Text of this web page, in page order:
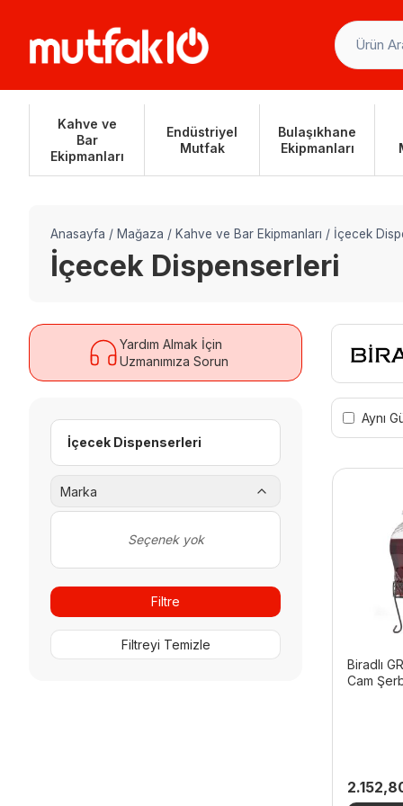
Kahve ve
Bar
Ekipmanları
Endüstriyel
Mutfak
Bulaşıkhane
Ekipmanları
Anasayfa / Mağaza / Kahve ve Bar Ekipmanları / İçecek
İçecek Dispenserleri
Yardım Almak İçin
Uzmanımıza Sorun
İçecek Dispenserleri
Marka
Seçenek yok
Filtre
Filtreyi Temizle
Aynı
Biradlı
Cam